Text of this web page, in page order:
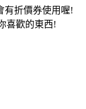
有折價券使用喔!
喜歡的東西!